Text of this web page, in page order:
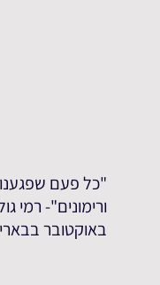
"כל פעם
ורימונים"-
באוקטובר בבארי